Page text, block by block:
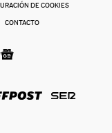
DE COOKIES
CONTACTO